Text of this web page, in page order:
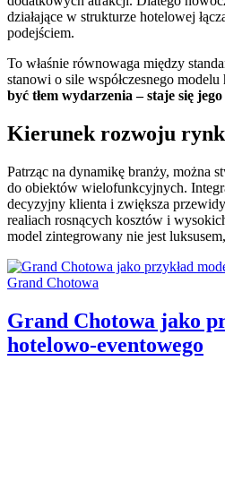
działające w strukturze hotelowej
podejściem.
To właśnie równowaga między
stanowi o sile współczesnego modelu
być tłem wydarzenia – staje się
Kierunek rozwoju
Patrząc na dynamikę branży, można
do obiektów wielofunkcyjnych.
decyzyjny klienta i zwiększa
realiach rosnących kosztów i
model zintegrowany nie jest
Categories:
Grand Chotowa
Grand Chotowa jako
hotelowo-eventowego